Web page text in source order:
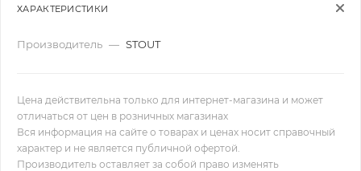
ХАРАКТЕРИСТИКИ
Производитель — STOUT
Цена действительна только для интернет-магазина и может
отличаться от цен в розничных магазинах
Вся информация на сайте о товарах и ценах носит справочный
характер и не является публичной офертой.
Производитель оставляет за собой право изменять